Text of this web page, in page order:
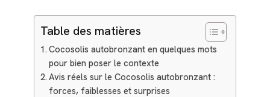
Table des matières
Cocosolis autobronzant en quelques mots
pour bien poser le contexte
Avis réels sur le Cocosolis autobronzant :
forces, faiblesses et surprises